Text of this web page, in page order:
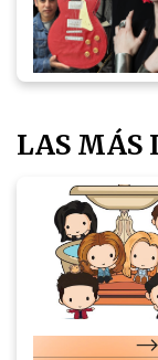
LAS MÁS